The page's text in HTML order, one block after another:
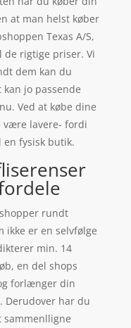
at man helst køber
Texas A/S,
de rigtige priser. Vi
dem kan du
jo passende
Ved at købe dine
være lavere- fordi
fysisk butik.
rundt
ikke er en selvfølge
min. 14
en del shops
forlænger din
Derudover har du
sammenlligne